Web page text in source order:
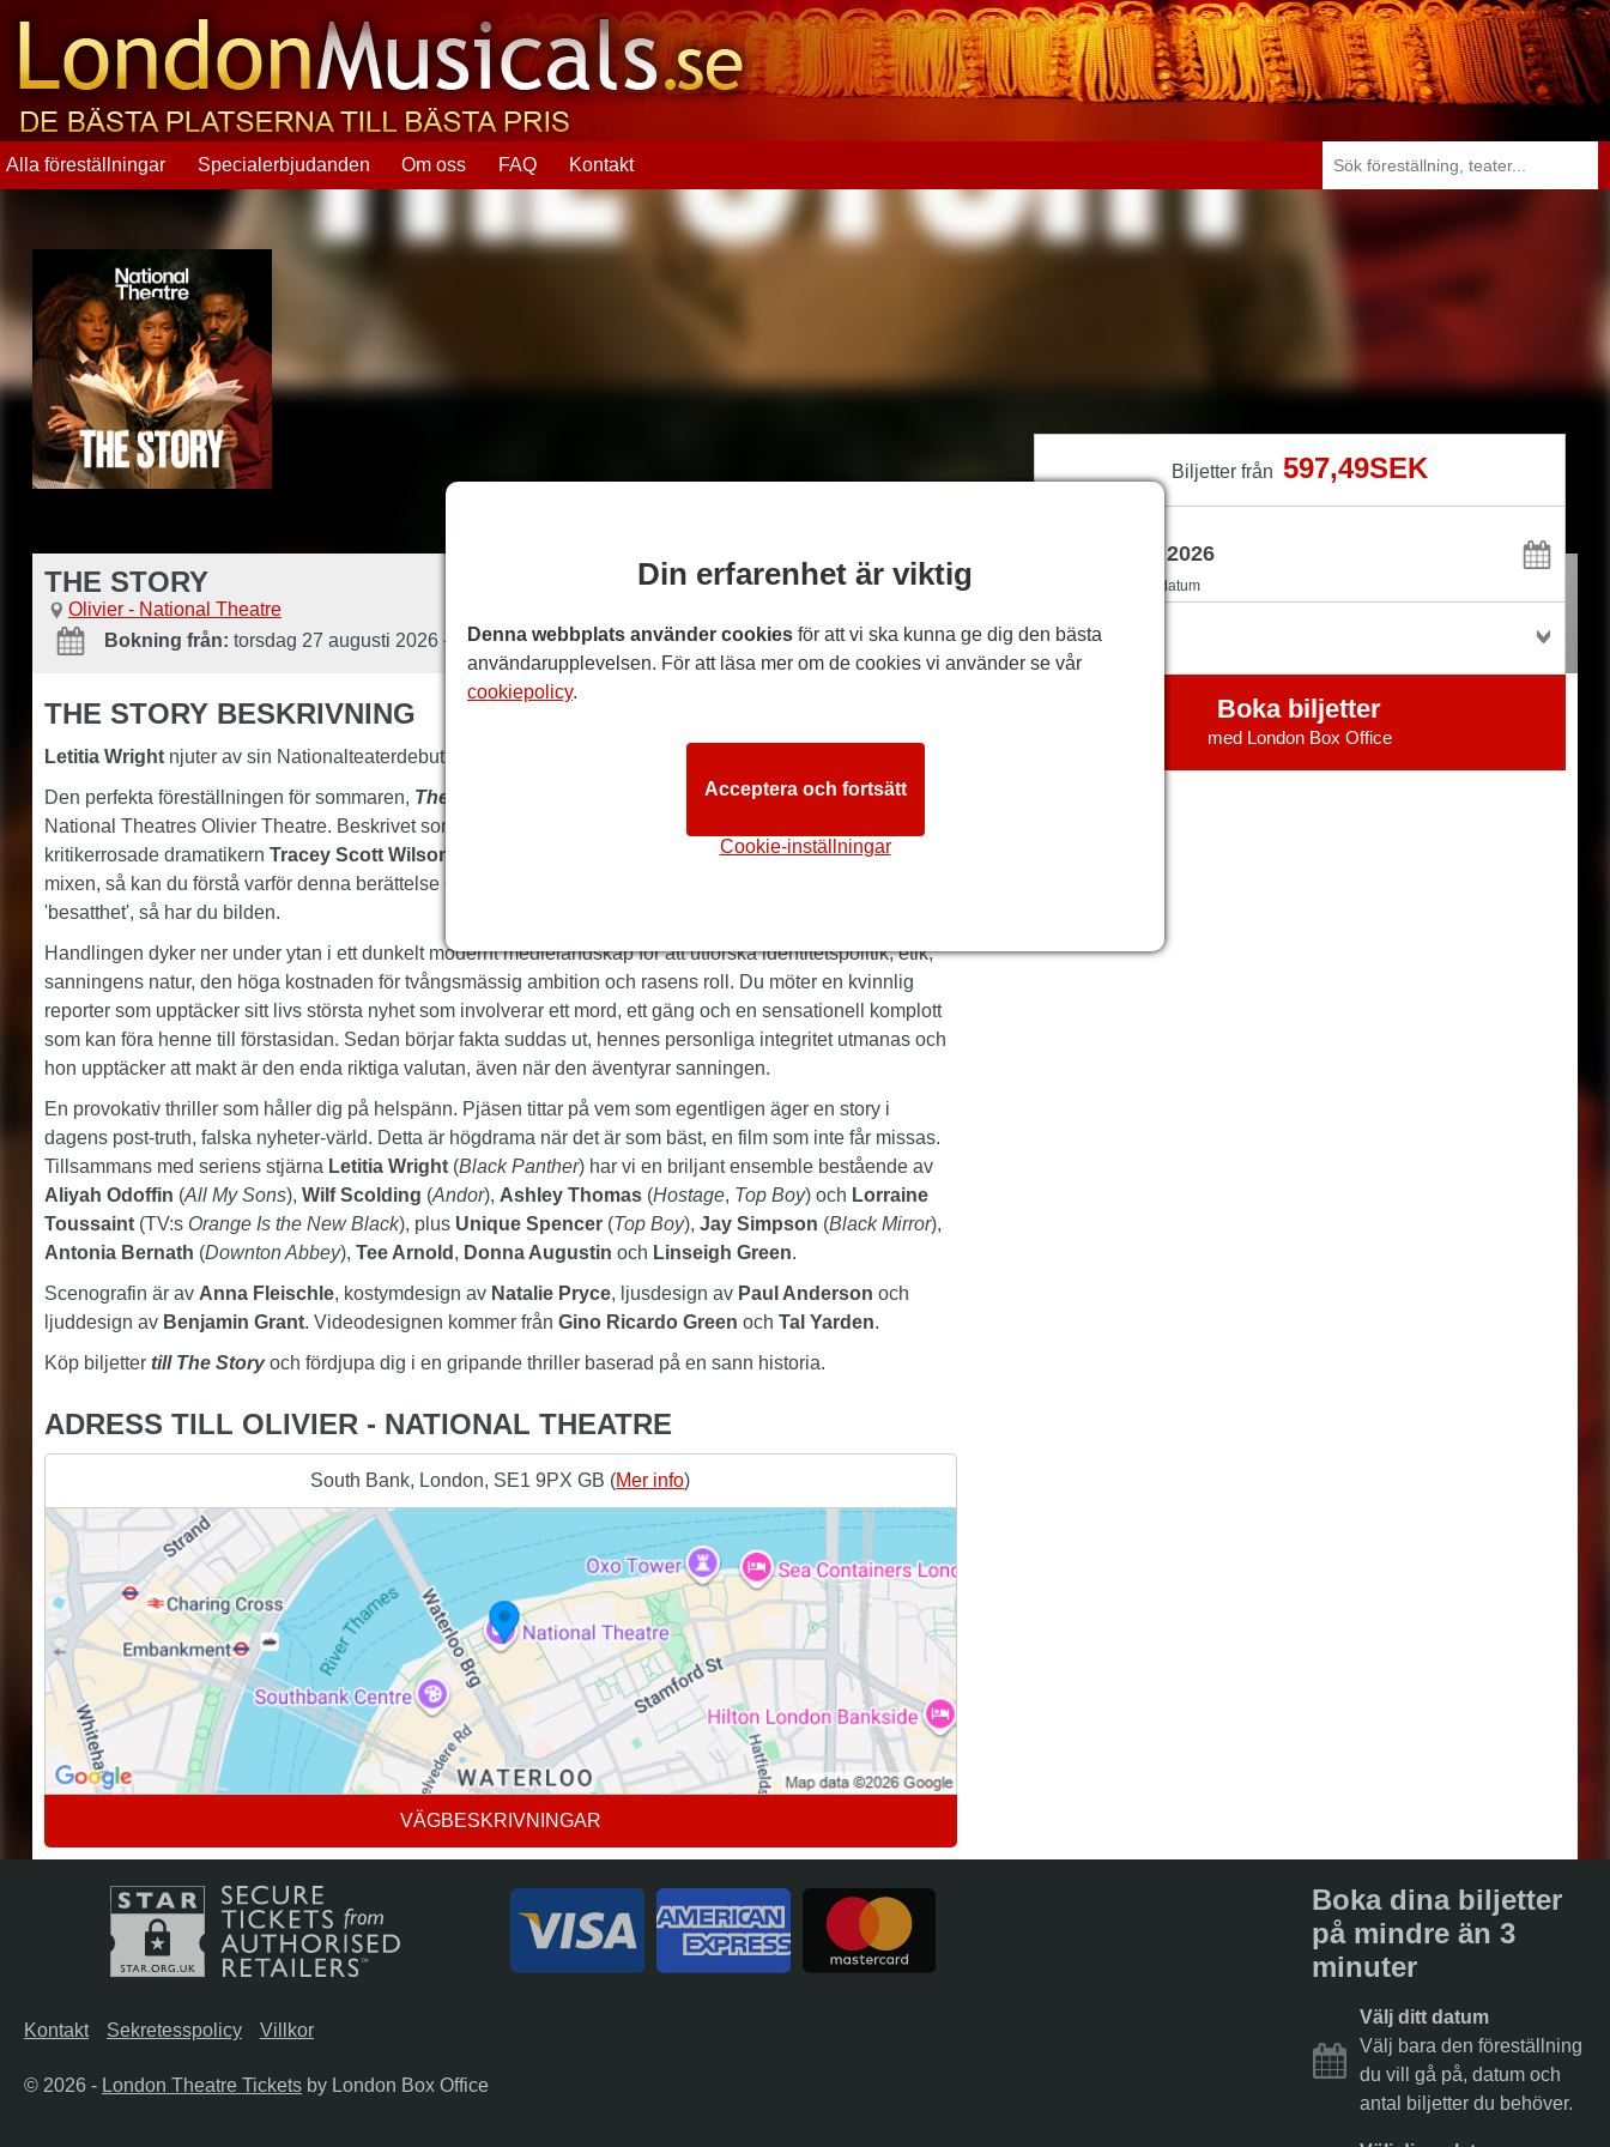
Alla föreställningar Specialerbjudanden Om oss FAQ Kontakt
THE STORY
Olivier - National Theatre
Bokning från: torsdag 27 augusti 2026- Bokning till:lördag 24 oktober 2026
Biljetter från 597,49SEK
flexibel med datum
Biljetter
Boka biljetter
med London Box Office
THE STORY BESKRIVNING
Letitia Wrightnjuter av sin Nationalteaterdebut i en explosiv thriller,
Den perfekta föreställningen för sommaren, The Story
, kommer att göra succé vid sin brittiska premiär på
National Theatres Olivier Theatre. Beskrivet som ett adrenalinpumpande drama, kommer det från den
kritikerrosade dramatikern Tracey Scott Wilson (Englands död,Othello
mixen, så kan du förstå varför denna berättelse om en storsäljande nyhetsartikel är så kraftfull. Tänk
'besatthet', så har du bilden.
Handlingen dyker ner under ytan i ett dunkelt modernt medielandskap för att utforska identitetspolitik, etik,
sanningens natur, den höga kostnaden för tvångsmässig ambition och rasens roll. Du möter en kvinnlig
reporter som upptäcker sitt livs största nyhet som involverar ett mord, ett gäng och en sensationell komplott
som kan föra henne till förstasidan. Sedan börjar fakta suddas ut, hennes personliga integritet utmanas och
hon upptäcker att makt är den enda riktiga valutan, även när den äventyrar sanningen.
En provokativ thriller som håller dig på helspänn. Pjäsen tittar på vem som egentligen äger en story i
dagens post-truth, falska nyheter-värld. Detta är högdrama när det är som bäst, en film som inte får missas.
Tillsammans med seriens stjärna Letitia Wright(Black Panther) har vi en briljant ensemble bestående av
Aliyah Odoffin (All My Sons), Wilf Scolding (Andor), Ashley Thomas(Hostage, Top Boy) och Lorraine
Toussaint(TV:s Orange Is the New Black), plus Unique Spencer(Top Boy), Jay Simpson (Black Mirror),
Antonia Bernath (Downton Abbey), Tee Arnold , Donna Augustin och Linseigh Green.
Scenografin är av Anna Fleischle, kostymdesign av Natalie Pryce, ljusdesign av Paul Anderson och
ljuddesign av Benjamin Grant. Videodesignen kommer från Gino Ricardo Green och Tal Yarden.
Köp biljetter till The Storyoch fördjupa dig i en gripande thriller baserad på en sann historia.
ADRESS TILL OLIVIER - NATIONAL THEATRE
South Bank, London, SE1 9PX GB (Mer info)
VÄGBESKRIVNINGAR
Boka dina biljetter
på mindre än 3
minuter
Välj ditt datum
Välj bara den föreställning
du vill gå på, datum och
antal biljetter du behöver.
Kontakt Sekretesspolicy Villkor
© 2026 - London Theatre Tickets by London Box Office
Din erfarenhet är viktig
Denna webbplats använder cookies för att vi ska kunna ge dig den bästa
användarupplevelsen. För att läsa mer om de cookies vi använder se vår
cookiepolicy.
Cookie-inställningar
Acceptera och fortsätt